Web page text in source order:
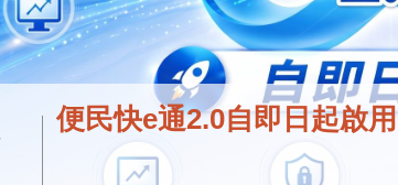
便民快e通2.0自即日起啟用